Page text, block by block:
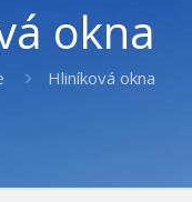
okna
Hliníková okna